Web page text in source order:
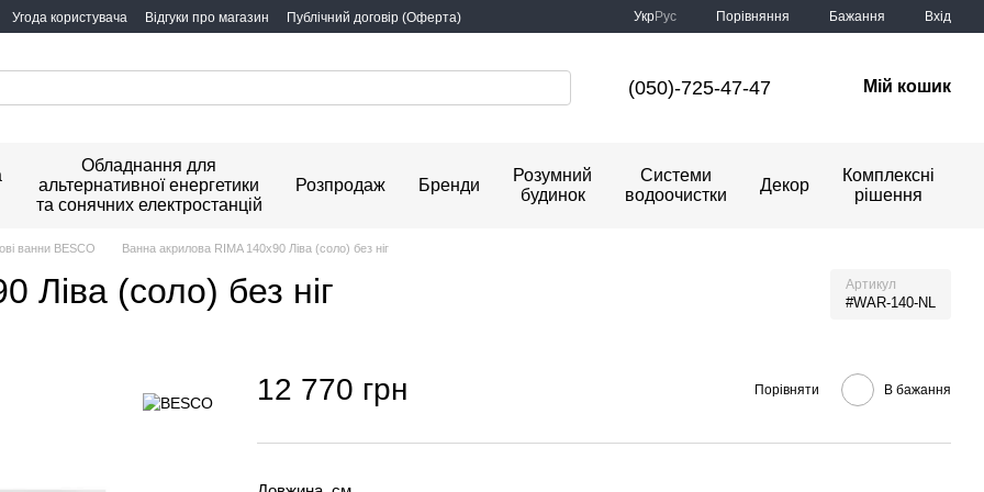
Угода користувача Відгуки про магазин Публічний договір (Оферта) УкрРус Порівняння Бажання Вхід
(050)-725-47-47 Мій кошик
Обладнання для
альтернативної енергетики
та сонячних електростанцій
Розпродаж Бренди
Розумний
будинок
Системи
водоочистки
Декор
Комплексні
рішення
ванни BESCO Ванна акрилова RIMA 140х90 Ліва (соло) без ніг
Ліва (соло) без ніг Артикул
#WAR-140-NL
12 770 грн Порівняти В бажання